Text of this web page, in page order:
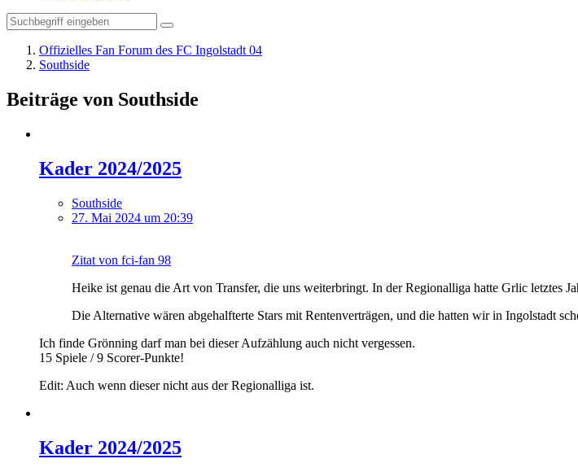
Offizielles Fan Forum des FC Ingolstadt 04
Southside
Beiträge von Southside
Kader 2024/2025
Southside
27. Mai 2024 um 20:39
Zitat von fci-fan 98
Heike ist genau die Art von Transfer, die uns weiterbringt. In der Regionalliga hatte Grlic letztes
Die Alternative wären abgehalfterte Stars mit Rentenverträgen, und die hatten wir in Ingolstadt
Ich finde Grönning darf man bei dieser Aufzählung auch nicht vergessen.
15 Spiele / 9 Scorer-Punkte!
Edit: Auch wenn dieser nicht aus der Regionalliga ist.
Kader 2024/2025